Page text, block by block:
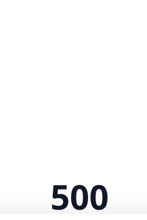
500